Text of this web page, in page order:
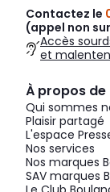
Contactez le
(appel non
Accès
et
À propos de
Qui sommes
Plaisir partagé
L'espace
Nos services
Nos marques
SAV marques